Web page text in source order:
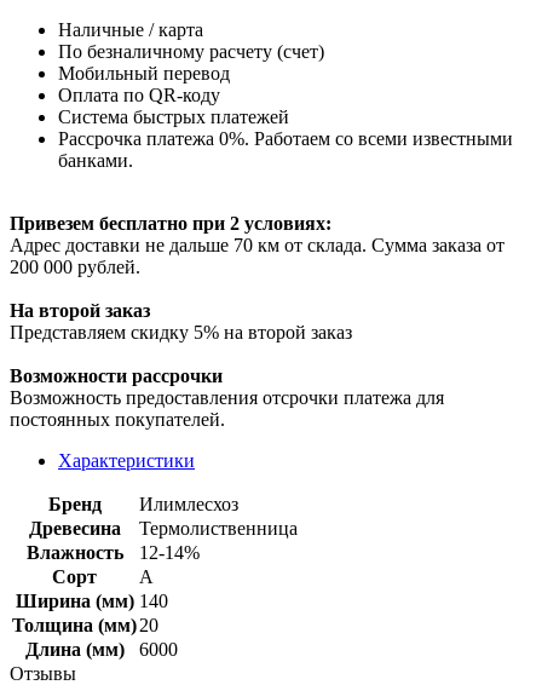
Наличные / карта
По безналичному расчету (счет)
Мобильный перевод
Оплата по QR-коду
Система быстрых платежей
Рассрочка платежа 0%. Работаем со всеми известными
банками.
Привезем бесплатно при 2 условиях:
Адрес доставки не дальше 70 км от склада. Сумма заказа от
200 000 рублей.
На второй заказ
Представляем скидку 5% на второй заказ
Возможности рассрочки
Возможность предоставления отсрочки платежа для
постоянных покупателей.
Характеристики
Бренд
Илимлесхоз
Древесина
Термолиственница
Влажность
12-14%
Сорт
А
Ширина (мм) 140
Толщина (мм)20
Длина (мм)
6000
Отзывы